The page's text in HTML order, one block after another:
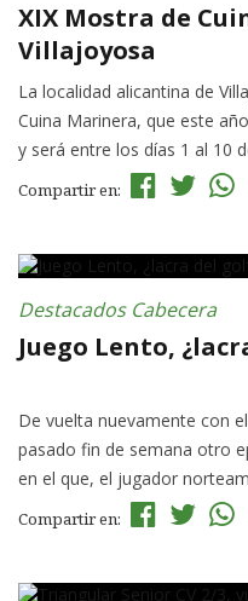
XIX Mostra de
Villajoyosa
La localidad alicantina de
Cuina Marinera, que este
y será entre los días 1 al 10
Compartir en:
Destacados Cabecera
Juego Lento,
De vuelta nuevamente con
pasado fin de semana otro
en el que, el jugador
Compartir en: